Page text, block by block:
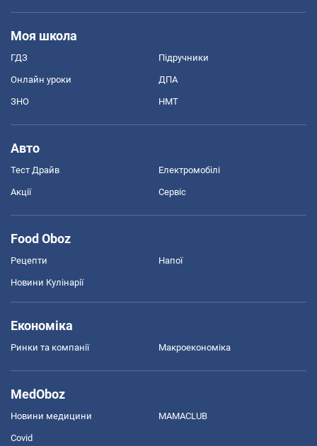
Моя школа
ГДЗ Підручники
Онлайн уроки ДПА
ЗНО НМТ
Авто
Тест Драйв Електромобілі
Акції Сервіс
Food Oboz
Рецепти Напої
Новини Кулінарії
Економіка
Ринки та компанії Макроекономіка
MedOboz
Новини медицини MAMACLUB
Covid